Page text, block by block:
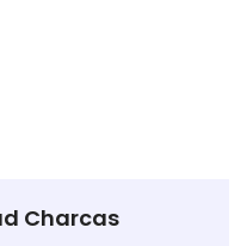
Charcas